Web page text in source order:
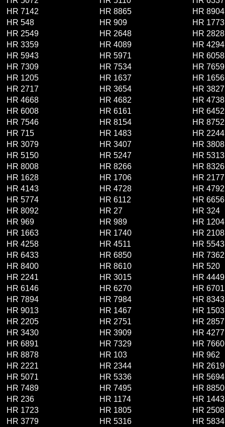
HR 7142
HR 8865
HR 8904
HR 548
HR 909
HR 1773
HR 2549
HR 2648
HR 2828
HR 3359
HR 4089
HR 4294
HR 5943
HR 5971
HR 6058
HR 7309
HR 7534
HR 7659
HR 1205
HR 1637
HR 1656
HR 2717
HR 3654
HR 3827
HR 4668
HR 4682
HR 4738
HR 6008
HR 6161
HR 6452
HR 7546
HR 8154
HR 8752
HR 715
HR 1483
HR 2244
HR 3079
HR 3407
HR 3808
HR 5150
HR 5247
HR 5313
HR 8008
HR 8266
HR 8326
HR 1628
HR 1706
HR 2177
HR 4143
HR 4728
HR 4792
HR 5774
HR 6112
HR 6656
HR 8092
HR 27
HR 324
HR 969
HR 989
HR 1204
HR 1663
HR 1740
HR 2108
HR 4258
HR 4511
HR 5543
HR 6433
HR 6850
HR 7362
HR 8400
HR 8610
HR 520
HR 2241
HR 3015
HR 4449
HR 6146
HR 6270
HR 6701
HR 7894
HR 7984
HR 8343
HR 9013
HR 1467
HR 1503
HR 2205
HR 2751
HR 2857
HR 3430
HR 3909
HR 4277
HR 6891
HR 7329
HR 7660
HR 8878
HR 103
HR 962
HR 2221
HR 2344
HR 2619
HR 5071
HR 5336
HR 5694
HR 7489
HR 7495
HR 8850
HR 236
HR 1174
HR 1443
HR 1723
HR 1805
HR 2508
HR 3779
HR 5316
HR 5834